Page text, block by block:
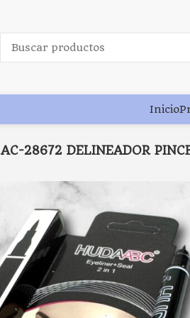
Inicio
AC-28672 DELINEADOR